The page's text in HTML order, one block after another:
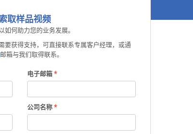
取样品视频
何助力您的业务发展。
要获得支持，可直接联系专属客户经理，或通
邮箱与我们取得联系。
电子邮箱*
公司名称*